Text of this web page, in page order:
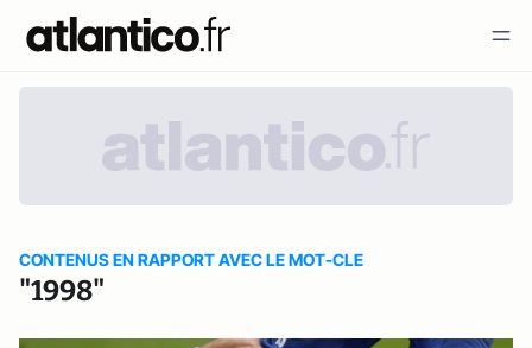
CONTENUS EN RAPPORT AVEC LE MOT-CLE
"1998"